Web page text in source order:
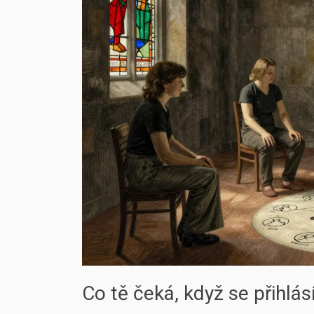
Co tě čeká, když se